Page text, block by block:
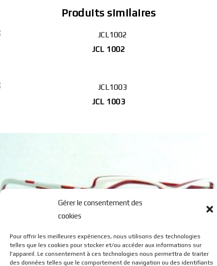
Gérer le consentement des
cookies
Pour offrir les meilleures expériences, nous utilisons des technologies
telles que les cookies pour stocker et/ou accéder aux informations sur
l'appareil. Le consentement à ces technologies nous permettra de traiter
des données telles que le comportement de navigation ou des identifiants
Produits similaires
JCL 1002
JCL 1003
JCL 09S8